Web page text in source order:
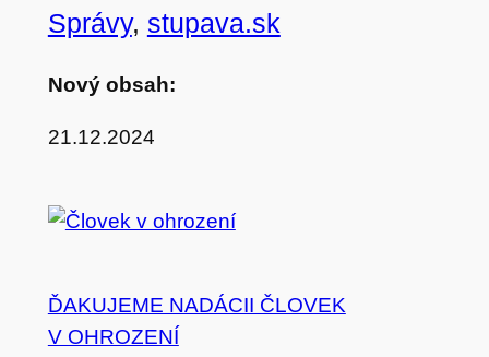
Správy, stupava.sk
Nový obsah:
21.12.2024
ĎAKUJEME NADÁCII ČLOVEK
V OHROZENÍ